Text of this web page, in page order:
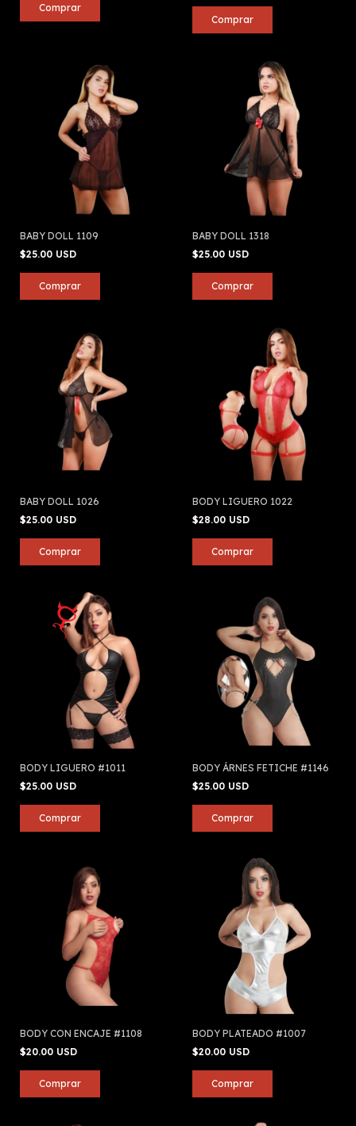
BABY DOLL 1109
$25.00 USD
BABY DOLL 1318
$25.00 USD
BABY DOLL 1026
$25.00 USD
BODY LIGUERO 1022
$28.00 USD
BODY LIGUERO #1011
$25.00 USD
BODY ÁRNES FETICHE #1146
$25.00 USD
BODY CON ENCAJE #1108
$20.00 USD
BODY PLATEADO #1007
$20.00 USD